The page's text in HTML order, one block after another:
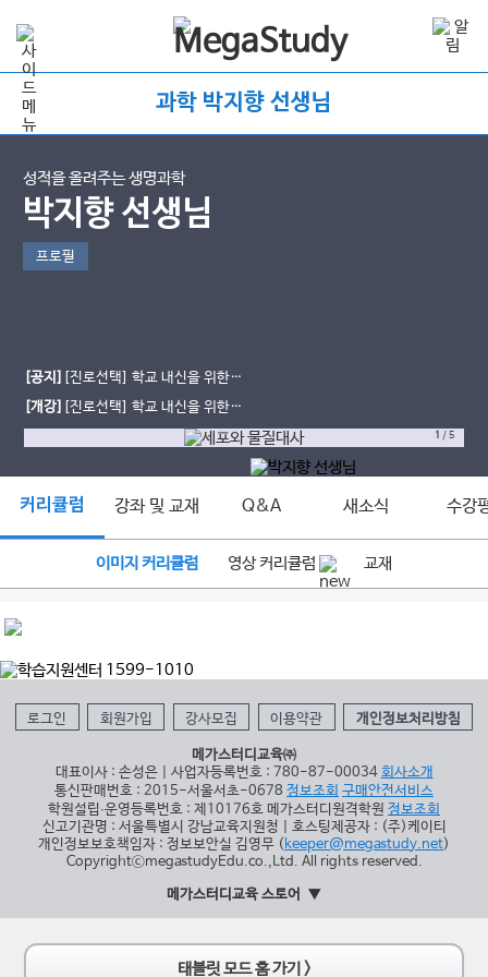
과학 박지향 선생님
성적을 올려주는 생명과학
박지향 선생님
프로필
[공지] [진로선택] 학교 내신을 위한
생물의 유전 starter
[개강] [진로선택] 학교 내신을 위한
세포와 물질대사
1 /5
커리큘럼 강좌 및 교재 Q&A 새소식 수강
이미지 커리큘럼 영상 커리큘럼 교재
로그인 회원가입 강사모집 이용약관 개인정보처리방침
메가스터디교육㈜
대표이사 : 손성은 | 사업자등록번호 : 780-87-00034 회사소개
통신판매번호 : 2015-서울서초-0678 정보조회 구매안전서비스
학원설립∙운영등록번호 : 제10176호 메가스터디원격학원 정보조회
신고기관명 : 서울특별시 강남교육지원청 | 호스팅제공자 : (주)케이티
개인정보보호책임자 : 정보보안실 김영무 (keeper@megastudy.net)
CopyrightⓒmegastudyEdu.co.,Ltd. All rights reserved.
메가스터디교육 스토어
태블릿 모드 홈 가기 >